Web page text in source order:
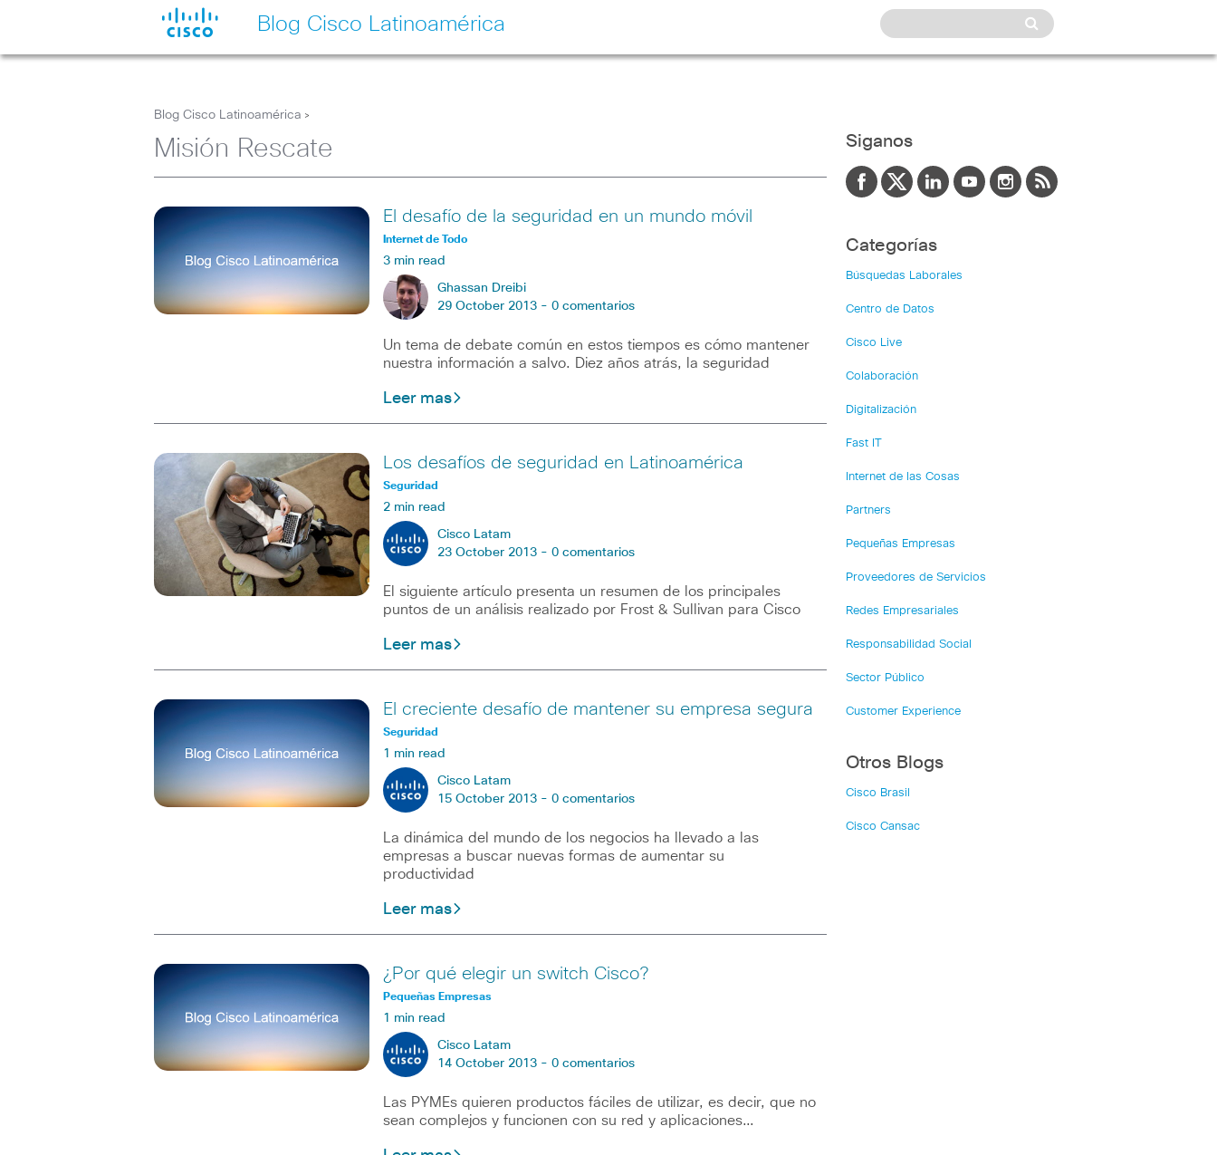
Blog Cisco Latinoamérica
Blog Cisco Latinoamérica >
Misión Rescate
El desafío de la seguridad en un mundo móvil
Internet de Todo
3 min read
Ghassan Dreibi
29 October 2013 - 0 comentarios
Un tema de debate común en estos tiempos es cómo mantener
nuestra información a salvo. Diez años atrás, la seguridad
Leer mas
Los desafíos de seguridad en Latinoamérica
Seguridad
2 min read
Cisco Latam
23 October 2013 - 0 comentarios
El siguiente artículo presenta un resumen de los principales
puntos de un análisis realizado por Frost & Sullivan para Cisco
Leer mas
El creciente desafío de mantener su empresa segura
Seguridad
1 min read
Cisco Latam
15 October 2013 - 0 comentarios
La dinámica del mundo de los negocios ha llevado a las
empresas a buscar nuevas formas de aumentar su
productividad
Leer mas
¿Por qué elegir un switch Cisco?
Pequeñas Empresas
1 min read
Cisco Latam
14 October 2013 - 0 comentarios
Las PYMEs quieren productos fáciles de utilizar, es decir, que no
sean complejos y funcionen con su red y aplicaciones…
Siganos
Categorías
Búsquedas Laborales
Centro de Datos
Cisco Live
Colaboración
Digitalización
Fast IT
Internet de las Cosas
Partners
Pequeñas Empresas
Proveedores de Servicios
Redes Empresariales
Responsabilidad Social
Sector Público
Customer Experience
Otros Blogs
Cisco Brasil
Cisco Cansac